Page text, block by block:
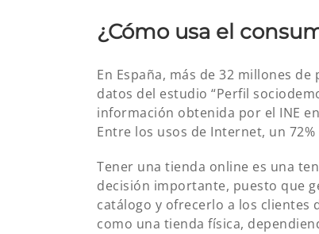
¿Cómo usa el
En España, más de 32 millones
datos del estudio “Perfil
información obtenida por el INE
Entre los usos de Internet, un
Tener una tienda online es una
decisión importante, puesto que
catálogo y ofrecerlo a los
como una tienda física,